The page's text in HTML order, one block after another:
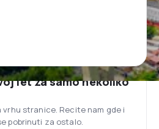
let za samo nekoliko
stranice. Recite nam gde i
pobrinuti za ostalo.